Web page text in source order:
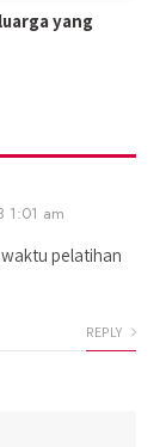
yang
1:01 am
pelatihan
REPLY